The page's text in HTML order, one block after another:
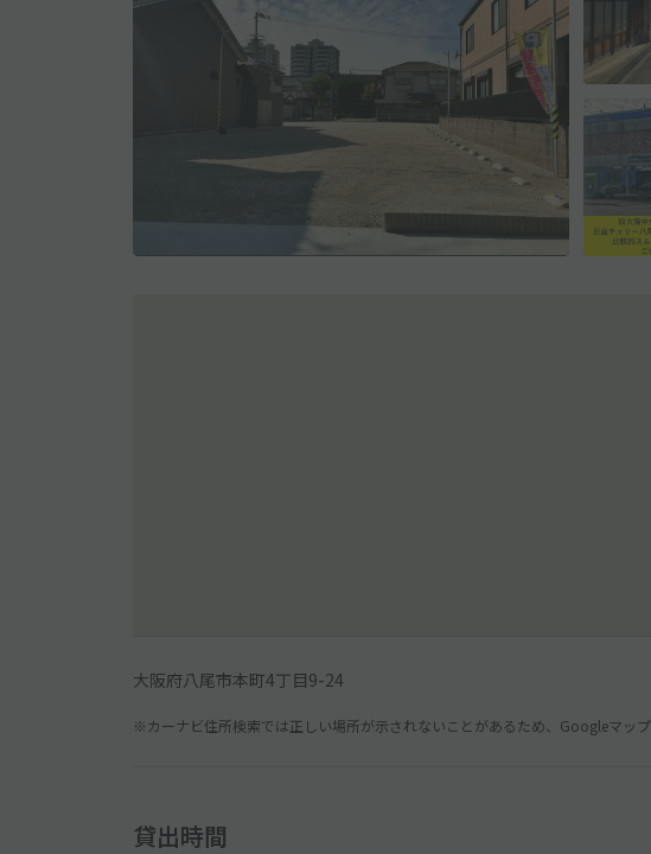
大阪府八尾市本町4丁目9-24
※カーナビ住所検索では正しい場所が示されないことがあるため、Googleマップ
貸出時間